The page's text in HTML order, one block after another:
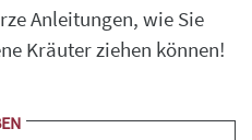
Anleitungen, wie Sie
Kräuter ziehen können!